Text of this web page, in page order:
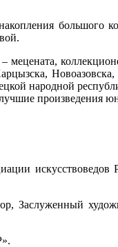
большого
мецената,
народной
произведения
Заслуженный